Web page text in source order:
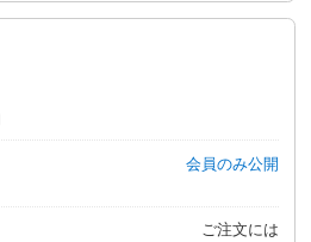
会員のみ公開
ご注文には